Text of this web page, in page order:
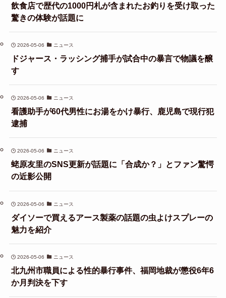
飲食店で歴代の1000円札が含まれたお釣りを受け取った
驚きの体験が話題に
2026-05-06 ニュース
ドジャース・ラッシング捕手が試合中の暴言で物議を醸
す
2026-05-06 ニュース
看護助手が60代男性にお湯をかけ暴行、鹿児島で現行犯
逮捕
2026-05-06 ニュース
蛯原友里のSNS更新が話題に「合成か？」とファン驚愕
の近影公開
2026-05-06 ニュース
ダイソーで買えるアース製薬の話題の虫よけスプレーの
魅力を紹介
2026-05-06 ニュース
北九州市職員による性的暴行事件、福岡地裁が懲役6年6
か月判決を下す